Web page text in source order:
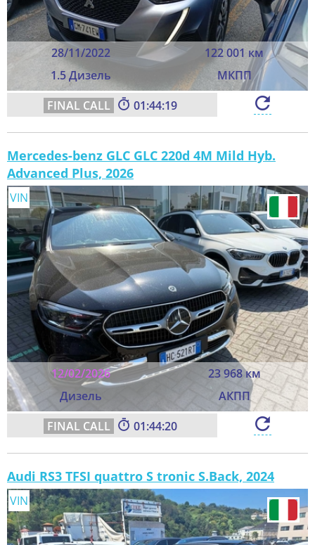
28/11/2022
122 001 км
1.5 Дизель
МКПП
01:44:17
Mercedes-benz GLC GLC 220d 4M Mild Hyb.
Advanced Plus, 2026
12/02/2026
23 968 км
Дизель
АКПП
VIN
01:44:18
Audi RS3 TFSI quattro S tronic S.Back, 2024
VIN